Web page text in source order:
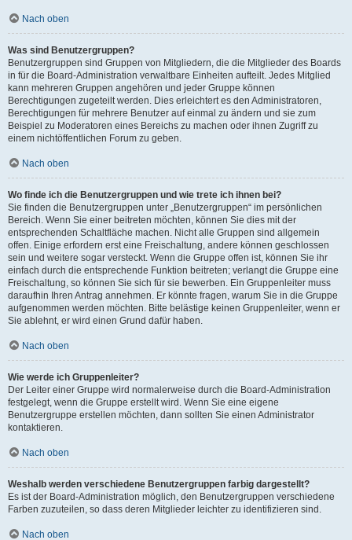
Nach oben
Was sind Benutzergruppen?
Benutzergruppen sind Gruppen von Mitgliedern, die die Mitglieder des Boards
in für die Board-Administration verwaltbare Einheiten aufteilt. Jedes Mitglied
kann mehreren Gruppen angehören und jeder Gruppe können
Berechtigungen zugeteilt werden. Dies erleichtert es den Administratoren,
Berechtigungen für mehrere Benutzer auf einmal zu ändern und sie zum
Beispiel zu Moderatoren eines Bereichs zu machen oder ihnen Zugriff zu
einem nichtöffentlichen Forum zu geben.
Nach oben
Wo finde ich die Benutzergruppen und wie trete ich ihnen bei?
Sie finden die Benutzergruppen unter „Benutzergruppen“ im persönlichen
Bereich. Wenn Sie einer beitreten möchten, können Sie dies mit der
entsprechenden Schaltfläche machen. Nicht alle Gruppen sind allgemein
offen. Einige erfordern erst eine Freischaltung, andere können geschlossen
sein und weitere sogar versteckt. Wenn die Gruppe offen ist, können Sie ihr
einfach durch die entsprechende Funktion beitreten; verlangt die Gruppe eine
Freischaltung, so können Sie sich für sie bewerben. Ein Gruppenleiter muss
daraufhin Ihren Antrag annehmen. Er könnte fragen, warum Sie in die Gruppe
aufgenommen werden möchten. Bitte belästige keinen Gruppenleiter, wenn er
Sie ablehnt, er wird einen Grund dafür haben.
Nach oben
Wie werde ich Gruppenleiter?
Der Leiter einer Gruppe wird normalerweise durch die Board-Administration
festgelegt, wenn die Gruppe erstellt wird. Wenn Sie eine eigene
Benutzergruppe erstellen möchten, dann sollten Sie einen Administrator
kontaktieren.
Nach oben
Weshalb werden verschiedene Benutzergruppen farbig dargestellt?
Es ist der Board-Administration möglich, den Benutzergruppen verschiedene
Farben zuzuteilen, so dass deren Mitglieder leichter zu identifizieren sind.
Nach oben